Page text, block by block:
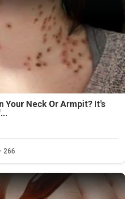
Your Neck Or Armpit? It's
266